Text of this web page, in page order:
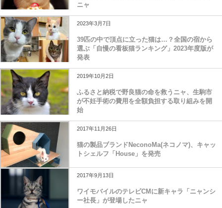
ニャ
2023年3月7日
39匹の中で頂点に立った猫は…？全国の宿から
選ぶ「自慢の看板猫ランキング」2023年度版が
発表
2019年10月2日
ふるさと納税で野良猫の命を救うニャ、生駒市
が不妊手術の費用を全額負担する取り組みを開
始
2017年11月26日
猫の製品ブランドNeconoMa(ネコノマ)、キャッ
トシェルフ「House」を発売
2017年9月13日
ワイモバイルのテレビCMに新キャラ「ニャンシ
ー社長」が登場したニャ